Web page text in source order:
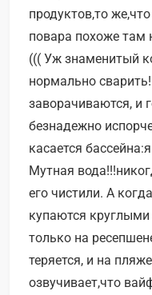
продуктов,то
повара похоже там
((( Уж знаменитый
нормально
заворачиваются, и
безнадежно
касается
Мутная
его чистили. А
купаются круглыми
только на
теряется, и на
озвучивает,что